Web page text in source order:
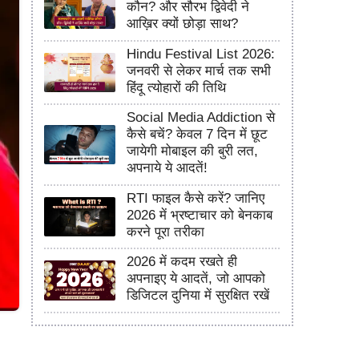
कौन? और सौरभ द्विवेदी ने
आख़िर क्यों छोड़ा साथ?
Hindu Festival List 2026:
जनवरी से लेकर मार्च तक सभी
हिंदू त्योहारों की तिथि
Social Media Addiction से
कैसे बचें? केवल 7 दिन में छूट
जायेगी मोबाइल की बुरी लत,
अपनाये ये आदतें!
RTI फाइल कैसे करें? जानिए
2026 में भ्रष्टाचार को बेनकाब
करने पूरा तरीका
2026 में कदम रखते ही
अपनाइए ये आदतें, जो आपको
डिजिटल दुनिया में सुरक्षित रखें